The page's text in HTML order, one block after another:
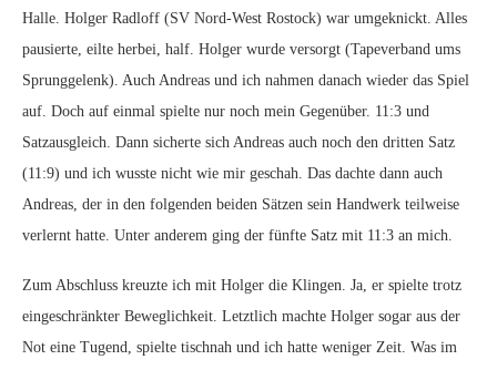
Halle. Holger Radloff (SV Nord-West Rostock) war umgeknickt. Alles
pausierte, eilte herbei, half. Holger wurde versorgt (Tapeverband ums
Sprunggelenk). Auch Andreas und ich nahmen danach wieder das Spiel
auf. Doch auf einmal spielte nur noch mein Gegenüber. 11:3 und
Satzausgleich. Dann sicherte sich Andreas auch noch den dritten Satz
(11:9) und ich wusste nicht wie mir geschah. Das dachte dann auch
Andreas, der in den folgenden beiden Sätzen sein Handwerk teilweise
verlernt hatte. Unter anderem ging der fünfte Satz mit 11:3 an mich.
Zum Abschluss kreuzte ich mit Holger die Klingen. Ja, er spielte trotz
eingeschränkter Beweglichkeit. Letztlich machte Holger sogar aus der
Not eine Tugend, spielte tischnah und ich hatte weniger Zeit. Was im